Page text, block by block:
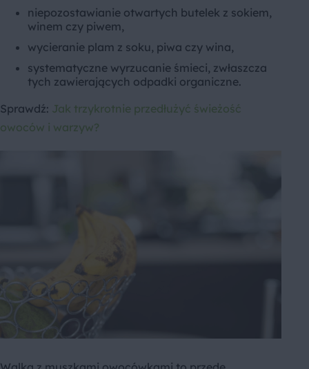
niepozostawianie otwartych butelek z sokiem,
winem czy piwem,
wycieranie plam z soku, piwa czy wina,
systematyczne wyrzucanie śmieci, zwłaszcza
tych zawierających odpadki organiczne.
Sprawdź: Jak trzykrotnie przedłużyć świeżość
owoców i warzyw?